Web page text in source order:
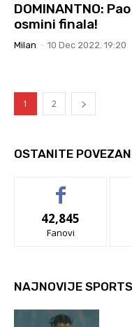
DOMINANTNO:
osmini finala!
Milan - 10 Dec 2022. 19:20
1 2
OSTANITE
42,845
Fanovi
NAJNOVIJE